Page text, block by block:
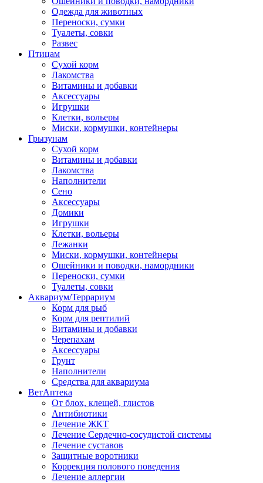
Одежда для животных
Переноски, сумки
Туалеты, совки
Развес
Птицам
Сухой корм
Лакомства
Витамины и добавки
Аксессуары
Игрушки
Клетки, вольеры
Миски, кормушки, контейнеры
Грызунам
Сухой корм
Витамины и добавки
Лакомства
Наполнители
Сено
Аксессуары
Домики
Игрушки
Клетки, вольеры
Лежанки
Миски, кормушки, контейнеры
Ошейники и поводки, намордники
Переноски, сумки
Туалеты, совки
Аквариум/Террариум
Корм для рыб
Корм для рептилий
Витамины и добавки
Черепахам
Аксессуары
Грунт
Наполнители
Средства для аквариума
ВетАптека
От блох, клещей, глистов
Антибиотики
Лечение ЖКТ
Лечение Сердечно-сосудистой системы
Лечение суставов
Защитные воротники
Коррекция полового поведения
Лечение аллергии